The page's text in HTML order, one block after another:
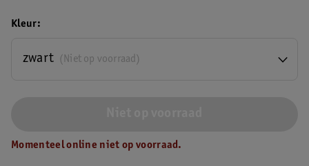
Kleur
(Niet op voorraad)
zwart
Momenteel online niet op voorraad.